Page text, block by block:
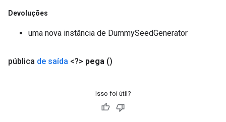
Devoluções
uma nova instância de DummySeedGenerator
pública de saída <?> pega ()
Isso foi útil?